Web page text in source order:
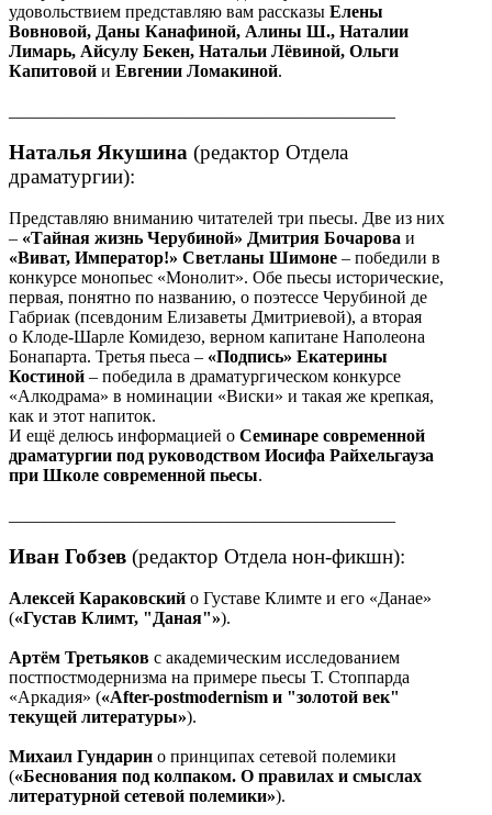
удовольствием представляю вам рассказы Елены
Вовновой, Даны Канафиной, Алины Ш., Наталии
Лимарь, Айсулу Бекен, Натальи Лёвиной, Ольги
Капитовой и Евгении Ломакиной.
Наталья Якушина (редактор Отдела
драматургии):
Представляю вниманию читателей три пьесы. Две из них
– «Тайная жизнь Черубиной» Дмитрия Бочарова и
«Виват, Император!» Светланы Шимоне – победили в
конкурсе монопьес «Монолит». Обе пьесы исторические,
первая, понятно по названию, о поэтессе Черубиной де
Габриак (псевдоним Елизаветы Дмитриевой), а вторая
о Клоде-Шарле Комидезо, верном капитане Наполеона
Бонапарта. Третья пьеса – «Подпись» Екатерины
Костиной – победила в драматургическом конкурсе
«Алкодрама» в номинации «Виски» и такая же крепкая,
как и этот напиток.
И ещё делюсь информацией о Семинаре современной
драматургии под руководством Иосифа Райхельгауза
при Школе современной пьесы.
Иван Гобзев (редактор Отдела нон-фикшн):
Алексей Караковский о Густаве Климте и его «Данае»
(«Густав Климт, "Даная"»).
Артём Третьяков с академическим исследованием
постпостмодернизма на примере пьесы Т. Стоппарда
«Аркадия» («After-postmodernism и "золотой век"
текущей литературы»).
Михаил Гундарин о принципах сетевой полемики
(«Беснования под колпаком. О правилах и смыслах
литературной сетевой полемики»).